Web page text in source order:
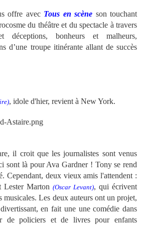
offre avec Tous en scène son touchant
du théâtre et du spectacle à travers
déceptions, bonheurs et malheurs,
d’une troupe itinérante allant de succès
, idole d'hier, revient à New York.
il croit que les journalistes sont venus
sont là pour Ava Gardner ! Tony se rend
Cependant, deux vieux amis l'attendent :
Lester Marton (Oscar Levant), qui écrivent
musicales. Les deux auteurs ont un projet,
en fait uneune comédie dans
de policiers et de livres pour enfants